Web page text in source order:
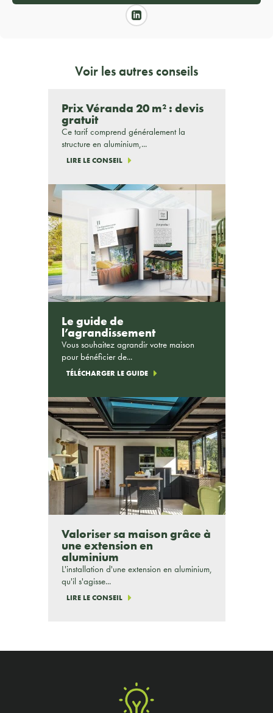
Voir les autres conseils
Prix Véranda 20 m² : devis
gratuit
Ce tarif comprend généralement la
structure en aluminium,...
LIRE LE CONSEIL
Le guide de
l’agrandissement
Vous souhaitez agrandir votre maison
pour bénéficier de...
TÉLÉCHARGER LE GUIDE
Valoriser sa maison grâce à
une extension en
aluminium
L'installation d'une extension en aluminium,
qu'il s'agisse...
LIRE LE CONSEIL